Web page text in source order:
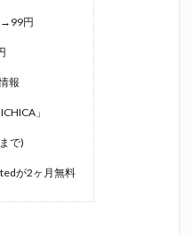
→99円
報
」
で)
が2ヶ月無料